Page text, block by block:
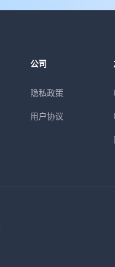
公司
隐私政策
用户协议